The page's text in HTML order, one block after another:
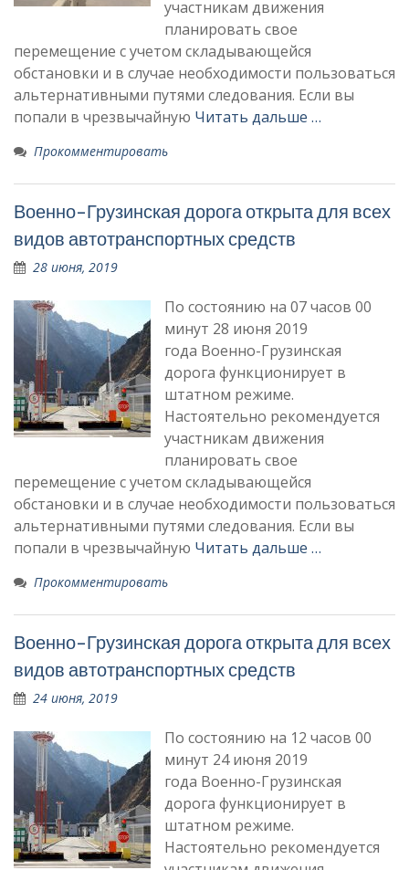
участникам движения
планировать свое
перемещение с учетом складывающейся
обстановки и в случае необходимости пользоваться
альтернативными путями следования. Если вы
попали в чрезвычайную Читать дальше …
Прокомментировать
Военно-Грузинская дорога открыта для всех
видов автотранспортных средств
28 июня, 2019
По состоянию на 07 часов 00
минут 28 июня 2019
года Военно-Грузинская
дорога функционирует в
штатном режиме.
Настоятельно рекомендуется
участникам движения
планировать свое
перемещение с учетом складывающейся
обстановки и в случае необходимости пользоваться
альтернативными путями следования. Если вы
попали в чрезвычайную Читать дальше …
Прокомментировать
Военно-Грузинская дорога открыта для всех
видов автотранспортных средств
24 июня, 2019
По состоянию на 12 часов 00
минут 24 июня 2019
года Военно-Грузинская
дорога функционирует в
штатном режиме.
Настоятельно рекомендуется